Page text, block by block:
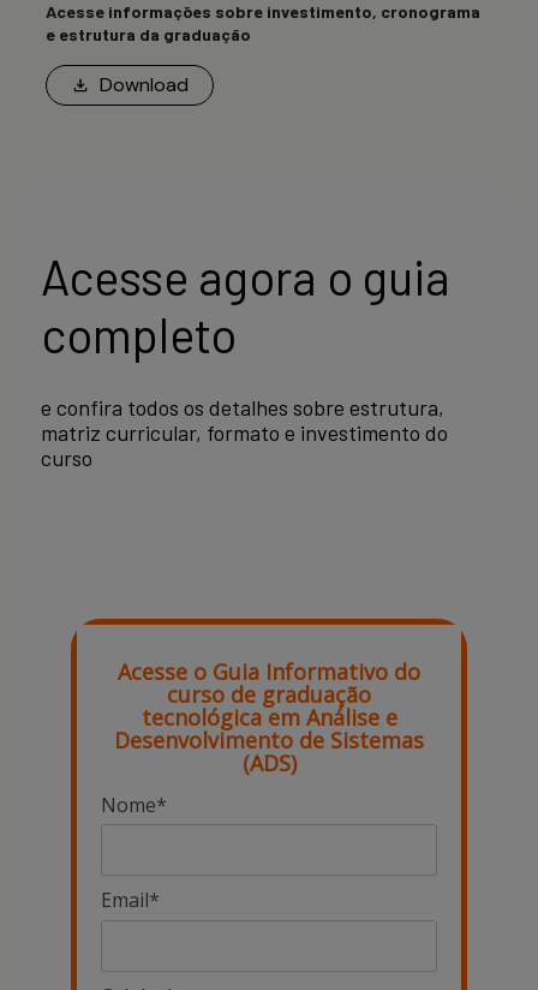
Download
Acesse informações sobre investimento, cronograma
e estrutura da graduação
Acesse agora o guia
completo
e confira todos os detalhes sobre estrutura,
matriz curricular, formato e investimento do
curso
Acesse o Guia Informativo do
curso de graduação
tecnológica em Análise e
Desenvolvimento de Sistemas
(ADS)
Nome*
Email*